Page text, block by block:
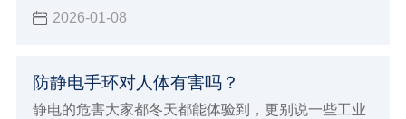
有效防静电的原理是什么，今天小辉就一并来给大家
2026-01-08
防静电手环对人体有害吗？
静电的危害大家都冬天都能体验到，更别说一些工业